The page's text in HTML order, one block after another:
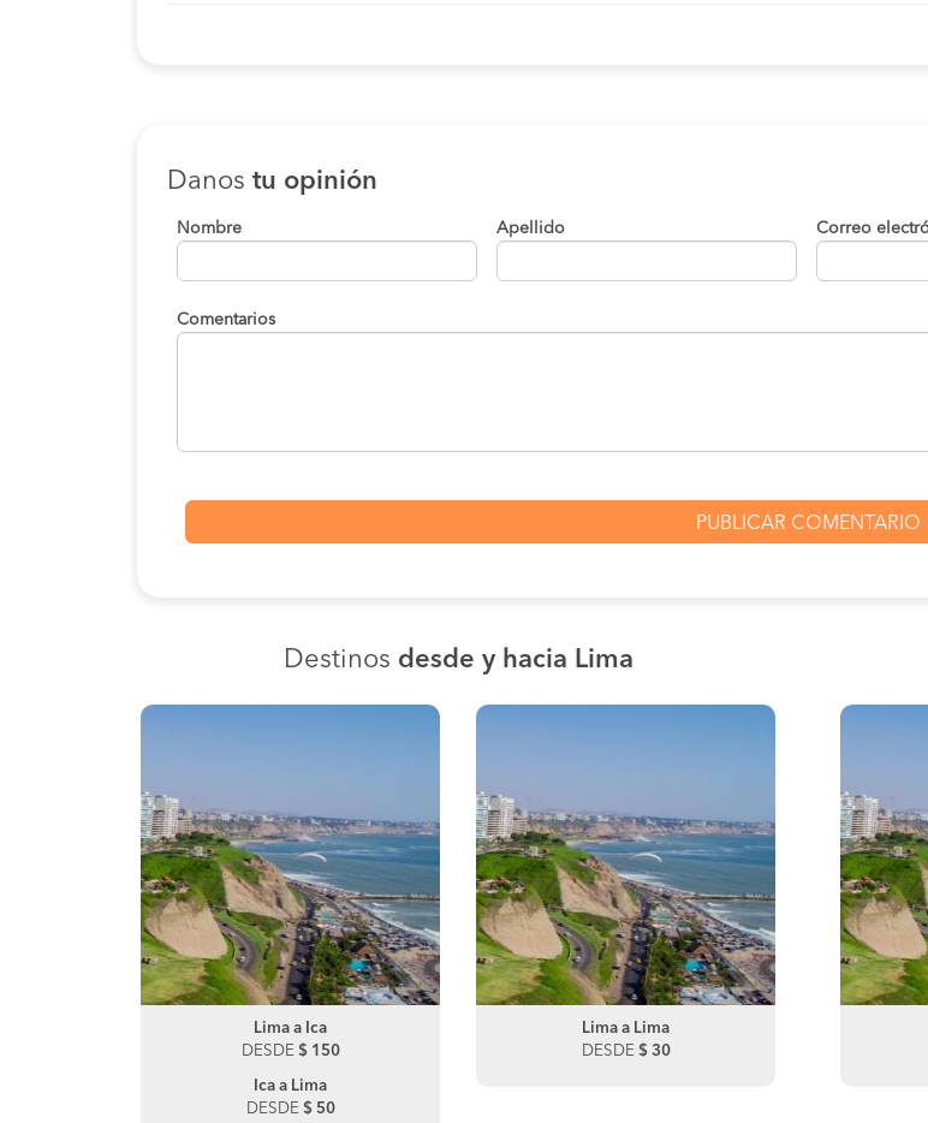
Danos tu opinión
Nombre Apellido Correo
Comentarios
Destinos desde y hacia Lima
Lima a Ica
DESDE $ 150
Ica a Lima
DESDE $ 50
Lima a Lima
DESDE $ 30
Paracas a Ica
DESDE$ 30
Paracas a Pisco
DESDE$ 15